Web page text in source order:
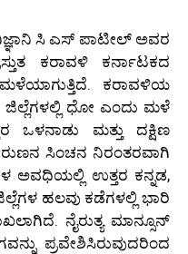
ಸಿ ಎಸ್ ಪಾಟೀಲ್ ಅವರ
ಕರಾವಳಿ ಕರ್ನಾಟಕದ
ಮಳೆಯಾಗುತ್ತಿದೆ. ಕರಾವಳಿಯ
ಜಿಲ್ಲೆಗಳಲ್ಲಿ ಧೋ ಎಂದು ಮಳೆ
ಒಳನಾಡು ಮತ್ತು ದಕ್ಷಿಣ
ಸಿಂಚನ ನಿರಂತರವಾಗಿ
ಅವಧಿಯಲ್ಲಿ ಉತ್ತರ ಕನ್ನಡ,
ಹಲವು ಕಡೆಗಳಲ್ಲಿ ಭಾರಿ
ನೈರುತ್ಯ ಮಾನ್ಸೂನ್
ಪ್ರವೇಶಿಸಿರುವುದರಿಂದ